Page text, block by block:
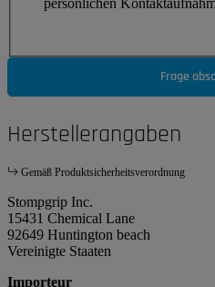
Frage
Herstellerangaben
Gemäß Produktsicherheitsverordnung
Stompgrip Inc.
15431 Chemical Lane
92649 Huntington beach
Vereinigte Staaten
Importeur